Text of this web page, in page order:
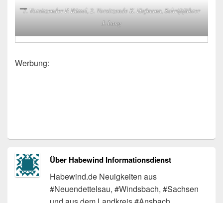
1. Vorsitzender P. Rüttel, 2. Vorsitzende K. Hofmann, Schriftführer
J. Lang
Werbung:
Über Habewind Informationsdienst
Habewind.de Neuigkeiten aus
#Neuendettelsau, #Windsbach, #Sachsen